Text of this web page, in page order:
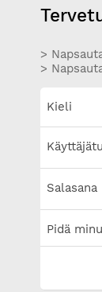
>
>
Kieli
Salasana
Pidä